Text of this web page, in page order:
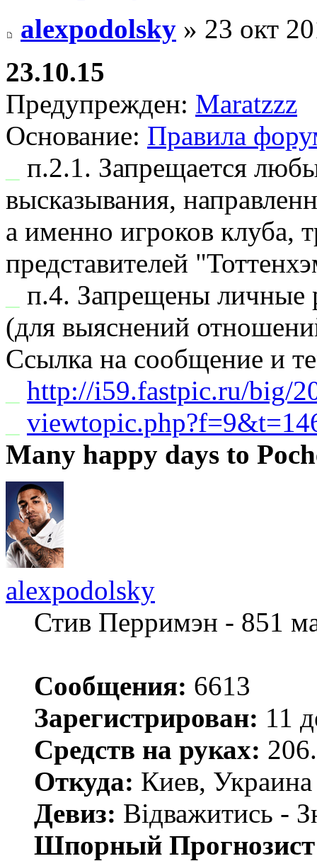
alexpodolsky » 23 окт
23.10.15
Предупрежден: Maratzzz
Основание: Правила
п.2.1. Запрещается
высказывания,
а именно игроков клуба,
представителей
п.4. Запрещены личные
(для выяснений
Ссылка на сообщение и
http://i59.fastpic.ru/big/
Many happy days to
alexpodolsky
Стив Перримэн - 851
Сообщения: 6613
Зарегистрирован: 11
Средств на руках:
Откуда: Киев, Украина
Девиз: Відважитись -
Шпорный